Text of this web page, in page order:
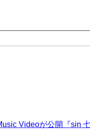
Videoが公開『sin 七